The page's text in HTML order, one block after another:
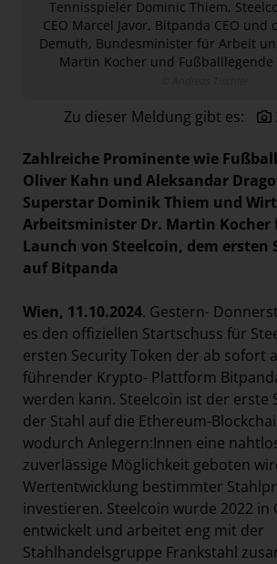
Österreichische Post AG
Paradies Garten
The Companion
The Hoxton
Unibail-Rodamco-Westfield
Vöslauer
MEDIA
KONTAKT
Tennisspieler Dominic Thiem,
CEO Marcel Javor, Bitpanda CEO und
Demuth, Bundesminister für Arbeit
Martin Kocher und Fußballlegende
Zu dieser Meldung gibt es:
Zahlreiche Prominente wie
Oliver Kahn und Aleksandar
Superstar Dominik Thiem und
Arbeitsminister Dr. Martin Kocher
Launch von Steelcoin, dem ersten
auf Bitpanda
Wien, 11.10.2024. Gestern-
es den offiziellen Startschuss für
ersten Security Token der ab sofort
führender Krypto- Plattform
werden kann. Steelcoin ist der erste
der Stahl auf die Ethereum-
wodurch Anlegern:Innen eine
zuverlässige Möglichkeit geboten
Wertentwicklung bestimmter
investieren. Steelcoin wurde 2022 in
entwickelt und arbeitet eng mit der
Stahlhandelsgruppe Frankstahl